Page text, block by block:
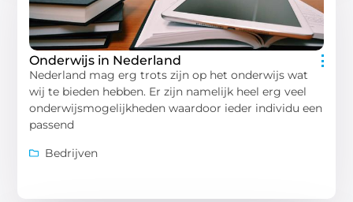
Onderwijs in Nederland
Nederland mag erg trots zijn op het onderwijs wat
wij te bieden hebben. Er zijn namelijk heel erg veel
onderwijsmogelijkheden waardoor ieder individu een
passend
Bedrijven